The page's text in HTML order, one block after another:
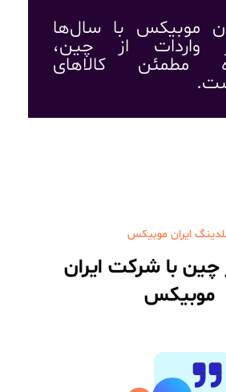
موبیکس با سال‌ها
واردات از چین،
مطمئن کالاهای
ایران موبیکس
چین با شرکت ایران
موبیکس